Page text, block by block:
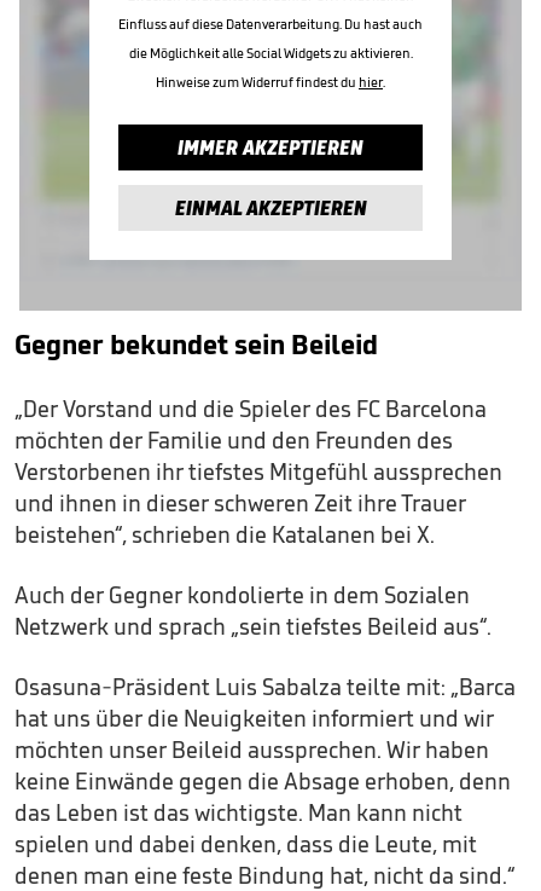
Einfluss auf diese Datenverarbeitung. Du hast auch
die Möglichkeit alle Social Widgets zu aktivieren.
Hinweise zum Widerruf findest du hier.
IMMER AKZEPTIEREN
EINMAL AKZEPTIEREN
Gegner bekundet sein Beileid
„Der Vorstand und die Spieler des FC Barcelona
möchten der Familie und den Freunden des
Verstorbenen ihr tiefstes Mitgefühl aussprechen
und ihnen in dieser schweren Zeit ihre Trauer
beistehen“, schrieben die Katalanen bei X.
Auch der Gegner kondolierte in dem Sozialen
Netzwerk und sprach „sein tiefstes Beileid aus“.
Osasuna-Präsident Luis Sabalza teilte mit: „Barca
hat uns über die Neuigkeiten informiert und wir
möchten unser Beileid aussprechen. Wir haben
keine Einwände gegen die Absage erhoben, denn
das Leben ist das wichtigste. Man kann nicht
spielen und dabei denken, dass die Leute, mit
denen man eine feste Bindung hat, nicht da sind.“